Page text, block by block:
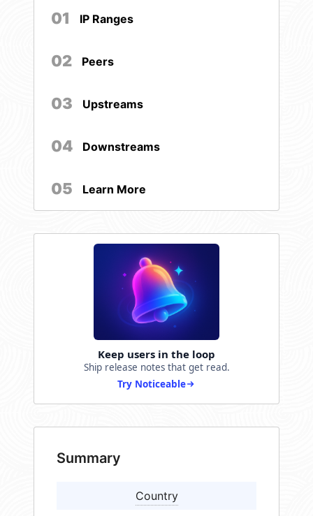
01 IP Ranges
02 Peers
03 Upstreams
04 Downstreams
05 Learn More
Keep users in the loop
Ship release notes that get read.
Try Noticeable
Summary
Country